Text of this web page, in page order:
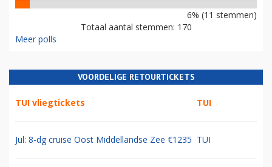
6% (11 stemmen)
Totaal aantal stemmen: 170
Meer polls
VOORDELIGE RETOURTICKETS
TUI vliegtickets TUI
Jul: 8-dg cruise Oost Middellandse Zee €1235 TUI